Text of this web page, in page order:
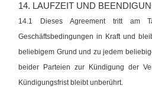
14. LAUFZEIT UND
14.1 Dieses Agreement tritt am
Geschäftsbedingungen in Kraft und
beliebigem Grund und zu jedem
beider Parteien zur Kündigung der
Kündigungsfrist bleibt unberührt.